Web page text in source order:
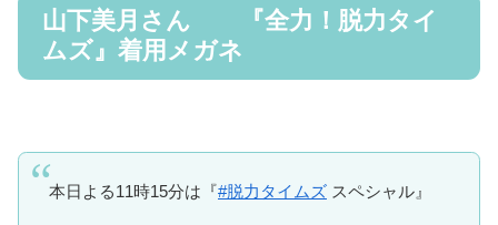
山下美月さん 『全力！脱力タイ
ムズ』着用メガネ
本日よる11時15分は『#脱力タイムズ スペシャル』